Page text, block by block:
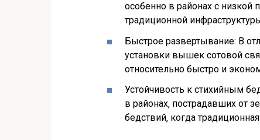
особенно в районах с низкой
традиционной
Быстрое развертывание: В
установки вышек сотовой
относительно быстро и
Устойчивость к стихийным
в районах‚ пострадавших от
бедствий‚ когда